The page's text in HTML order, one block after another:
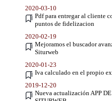
2020-03-10
Pdf para entregar al cliente
puntos de fidelizacion
2020-02-19
Mejoramos el buscador
Siturweb
2020-01-23
Iva calculado en el propio
2019-12-20
Nueva actualización APP DE